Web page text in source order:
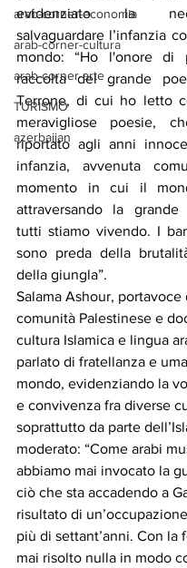
arab-corner-economia
arab-corner-cultura
arab-corner-arte
TURISMO
azerbaijan
evidenziato la
salvaguardare l’infanzia
mondo: “Ho l'onore di
raccolta del grande
Terrone, di cui ho letto
meravigliose poesie,
riportato agli anni
infanzia, avvenuta
momento in cui il
attraversando la
tutti stiamo vivendo. I
sono preda della
della giungla”.
Salama Ashour, portavoce
comunità Palestinese e
cultura Islamica e lingua
parlato di fratellanza e
mondo, evidenziando la
e convivenza fra diverse
soprattutto da parte
moderato: “Come arabi
abbiamo mai invocato la
ciò che sta accadendo a
risultato di
più di settant’anni. Con la
mai risolto nulla in modo